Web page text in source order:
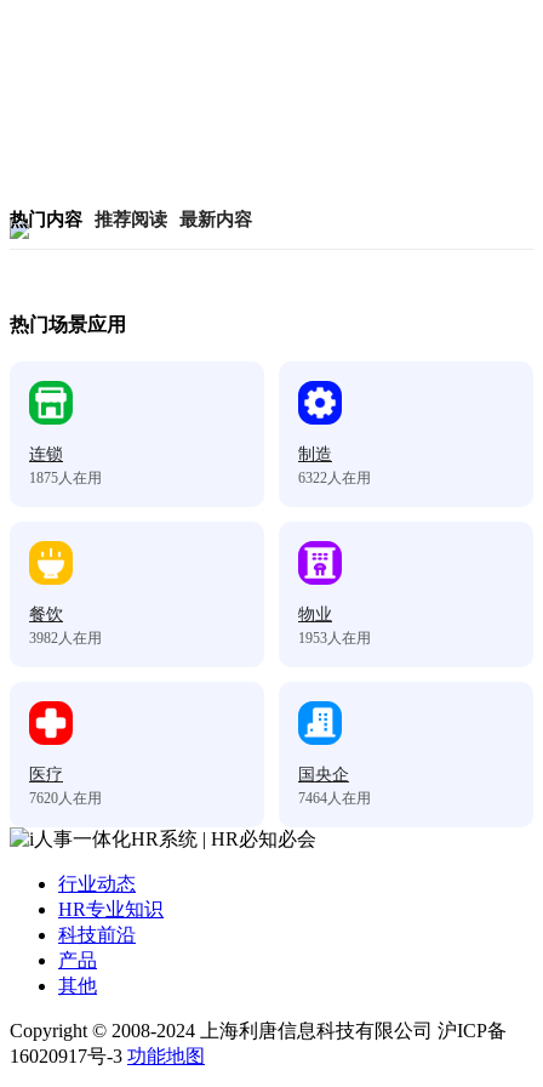
热门内容 推荐阅读 最新内容
热门场景应用
连锁
1875人在用
制造
6322人在用
餐饮
3982人在用
物业
1953人在用
医疗
7620人在用
国央企
7464人在用
行业动态
HR专业知识
科技前沿
产品
其他
Copyright © 2008-2024 上海利唐信息科技有限公司 沪ICP备
16020917号-3 功能地图